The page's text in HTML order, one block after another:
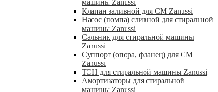
машины Zanussi
Клапан заливной для СМ Zanussi
Насос (помпа) сливной для стиральной
машины Zanussi
Сальник для стиральной машины
Zanussi
Суппорт (опора, фланец) для СМ
Zanussi
ТЭН для стиральной машины Zanussi
Амортизаторы для стиральной
машины Zanussi